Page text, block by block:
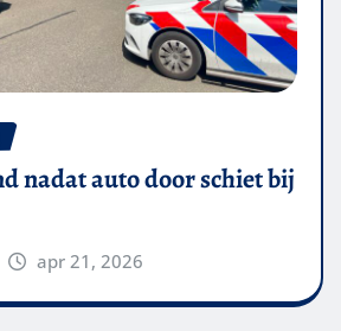
nadat auto door schiet bij
apr 21, 2026